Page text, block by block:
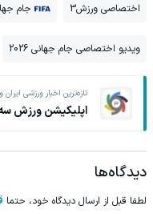
اختصاصی ورزش3 جام
ویدیو اختصاصی جام جهانی 2026
تازه‌ترین اخبار ورزشی
اپلیکیشن ورزش
دیدگاه‌ها
لطفا قبل از ارسال دیدگاه خود، حتما